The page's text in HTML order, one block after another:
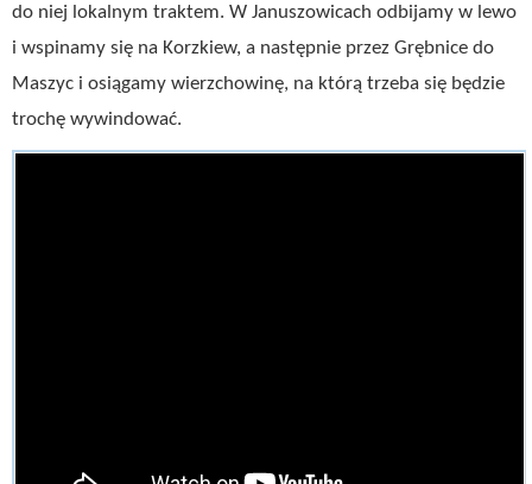
do niej lokalnym traktem. W Januszowicach odbijamy w lewo
i wspinamy się na Korzkiew, a następnie przez Grębnice do
Maszyc i osiągamy wierzchowinę, na którą trzeba się będzie
trochę wywindować.